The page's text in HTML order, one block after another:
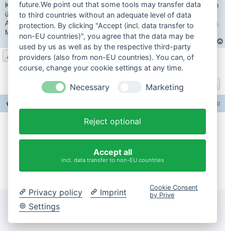
Kaffee! Eine Ausfahrt durch die schöne Marsch, sowie Pokale lasst Euch
überraschen.
Also Termin merken Moped gut gewartet und ab geht,s nach Wewelsfleth.
Man trifft sich Gruß die Wewelsflether
Antworten
1 Beitrag • Seite1von1
Gehe zu
UTC+02:00
Impressum
Datenschutzerklärung
Cookie-Einstellungen ändern
future.We point out that some tools may transfer data
to third countries without an adequate level of data
protection. By clicking "Accept (incl. data transfer to
non-EU countries)", you agree that the data may be
used by us as well as by the respective third-party
providers (also from non-EU countries). You can, of
course, change your cookie settings at any time.
Necessary Marketing
Reject optional
Accept all
incl. data transfer to non-EU countries
Privacy policy
Imprint
Settings
Cookie Consent
by Prive